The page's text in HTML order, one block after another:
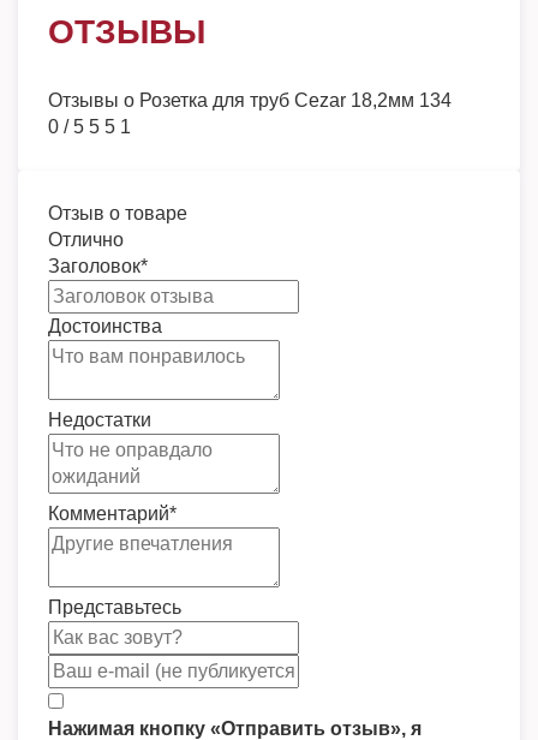
ОТЗЫВЫ
Отзывы о Розетка для труб Cezar 18,2мм 134
0 /5 5 5 1
Отзыв о товаре
Отлично
Заголовок*
Достоинства
Недостатки
Комментарий*
Представьтесь
Нажимая кнопку «Отправить отзыв», я